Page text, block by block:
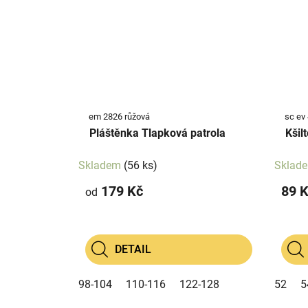
em 2826 růžová
Pláštěnka Tlapková patrola
Skladem (56 ks)
od 179 Kč
DETAIL
98-104 110-116 122-128
sc ev
89
52